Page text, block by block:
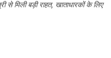
से मिली बड़ी राहत, खाताधारकों के लिए